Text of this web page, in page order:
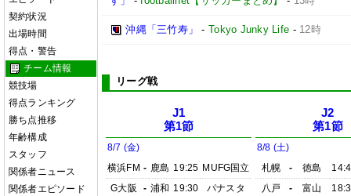
契約状況
出場時間
得点・警告
チーム情報
競技場
得点ランキング
勝ち点推移
年齢構成
スタッフ
関係者ニュース
関係者エピソード
沖縄「三竹寿」 - Tokyo Junky Life - 12時
リーグ戦
J1
第1節
8/7 (金)
横浜FM - 鹿島 19:25 MUFG国立
G大阪
- 浦和 19:30
パナスタ
J2
第1節
8/8 (土)
札幌
- 徳島
八戸
- 富山